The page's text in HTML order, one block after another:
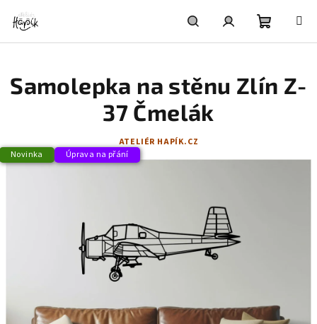
obsah
HledatPřihlášeníNákupní
košík
Samolepka na stěnu Zlín Z-
37 Čmelák
ATELIÉR HAPÍK.CZ
Novinka
Úprava na přání